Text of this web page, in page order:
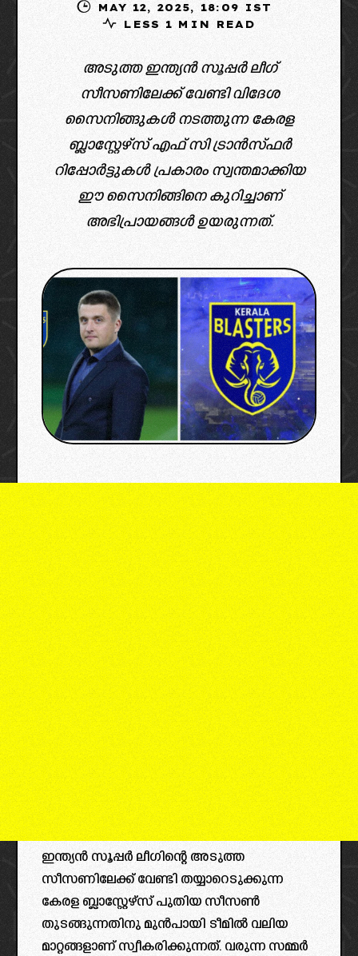
MAY 12, 2025, 18:09 IST
LESS 1 MIN READ
അടുത്ത ഇന്ത്യൻ സൂപ്പർ ലീഗ്
സീസണിലേക്ക് വേണ്ടി വിദേശ
സൈനിങ്ങുകൾ നടത്തുന്ന കേരള
ബ്ലാസ്റ്റേഴ്‌സ് എഫ് സി ട്രാൻസ്ഫർ
റിപ്പോർട്ടുകൾ പ്രകാരം സ്വന്തമാക്കിയ
ഈ സൈനിങ്ങിനെ കുറിച്ചാണ്
അഭിപ്രായങ്ങൾ ഉയരുന്നത്.
created by InCollage
ഇന്ത്യൻ സൂപ്പർ ലീഗിന്റെ അടുത്ത
സീസണിലേക്ക് വേണ്ടി തയ്യാറെടുക്കുന്ന
കേരള ബ്ലാസ്റ്റേഴ്സ് പുതിയ സീസൺ
തുടങ്ങുന്നതിനു മുൻപായി ടീമിൽ വലിയ
മാറ്റങ്ങളാണ് സ്വീകരിക്കുന്നത്. വരുന്ന സമ്മർ